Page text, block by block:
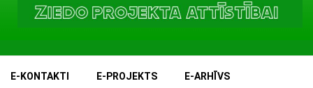
E-KONTAKTI E-PROJEKTS E-ARHĪVS